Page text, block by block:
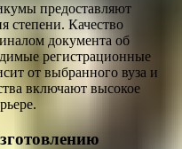
предоставляют
степени. Качество
документа об
регистрационные
от выбранного вуза и
включают высокое